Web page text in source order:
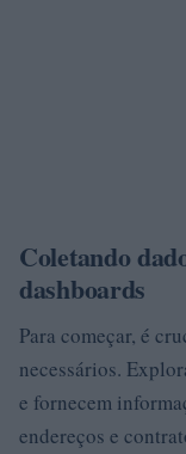
Coletando
dashboards
Para começar, é
necessários.
e fornecem
endereços e